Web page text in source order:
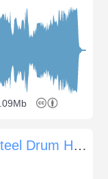
Doug Maxwell - Caribbean Steel Drum Happiness